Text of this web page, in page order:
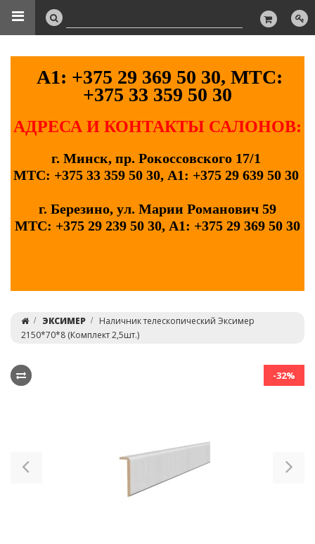
А1: +375 29 369 50 30, МТС:
+375 33 359 50 30
АДРЕСА И КОНТАКТЫ САЛОНОВ:
г. Минск, пр. Рокоссовского 17/1
МТС: +375 33 359 50 30, А1: +375 29 639 50 30
г. Березино, ул. Марии Романович 59
МТС: +375 29 239 50 30, А1: +375 29 369 50 30
ЭКСИМЕР
Наличник телескопический Эксимер
2150*70*8 (Комплект 2,5шт.)
-32%